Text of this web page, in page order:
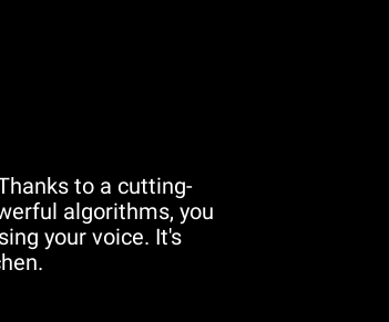
to a cutting-
algorithms, you
your voice. It's